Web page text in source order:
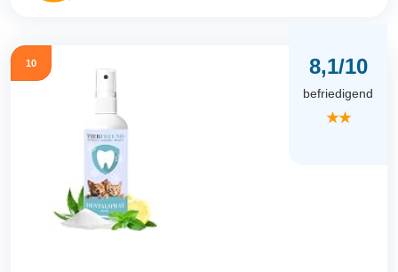
10 8,1/10
befriedigend
★★